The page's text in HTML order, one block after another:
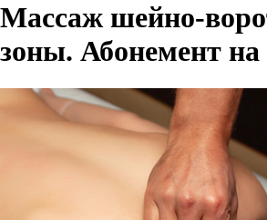
Массаж шейно-
зоны. Абонемент на